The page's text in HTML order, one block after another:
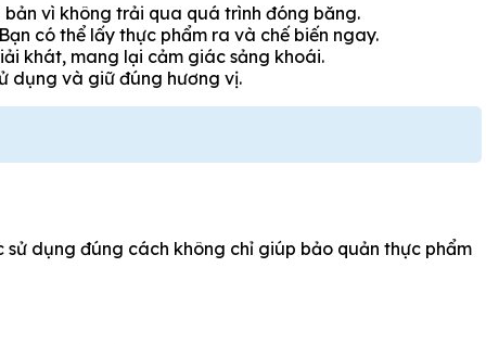
vì không trải qua quá trình đóng băng.
có thể lấy thực phẩm ra và chế biến ngay.
khát, mang lại cảm giác sảng khoái.
dụng và giữ đúng hương vị.
dụng đúng cách không chỉ giúp bảo quản thực phẩm